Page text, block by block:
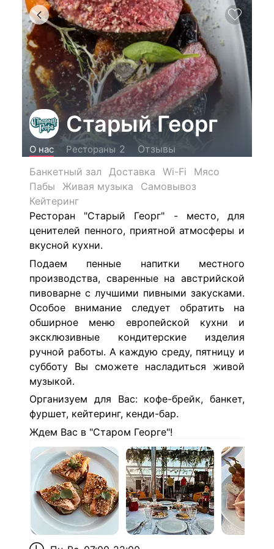
Старый Георг
О нас Рестораны 2
Отзывы
Банкетный зал
Доставка Wi-Fi
Мясо
Пабы
Живая музыка
Самовывоз
Кейтеринг
Ресторан "Старый Георг" - место, для
ценителей пенного, приятной атмосферы и
вкусной кухни.
Подаем пенные напитки местного
производства, сваренные на австрийской
пивоварне с лучшими пивными закусками.
Особое внимание следует обратить на
обширное меню европейской кухни и
эксклюзивные кондитерские изделия
ручной работы. А каждую среду, пятницу и
субботу Вы сможете насладиться живой
музыкой.
Организуем для Вас: кофе-брейк, банкет,
фуршет, кейтеринг, кенди-бар.
Ждем Вас в "Старом Георге"!